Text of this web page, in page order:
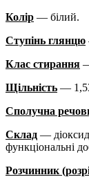
Колір — білий.
Ступінь глянцю
Клас стирання
Щільність —
Сполучна
Склад — діоксид
функціональні
Розчинник